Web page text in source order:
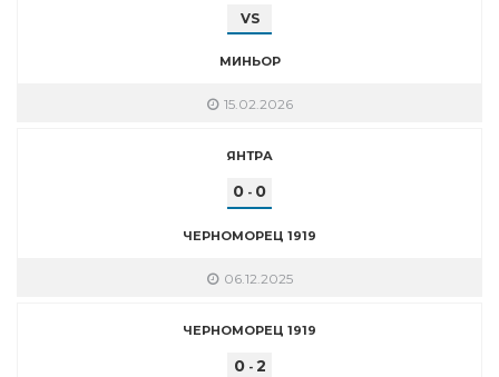
VS
МИНЬОР
15.02.2026
ЯНТРА
0 - 0
ЧЕРНОМОРЕЦ 1919
06.12.2025
ЧЕРНОМОРЕЦ 1919
0- 2